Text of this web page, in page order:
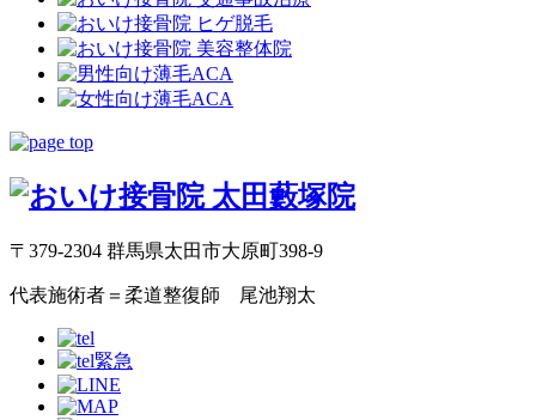
〒379-2304 群馬県太田市大原町398-9
代表施術者＝柔道整復師 尾池翔太